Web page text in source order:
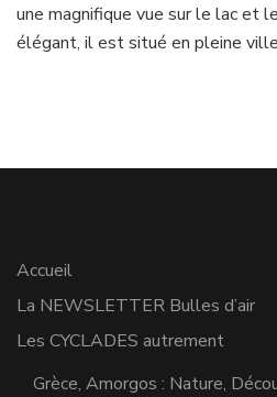
Montreux
une magnifique vue sur le lac et
élégant, il est situé en pleine
Accueil
La NEWSLETTER Bulles d’air
Les CYCLADES autrement
Grèce, Amorgos : Nature,